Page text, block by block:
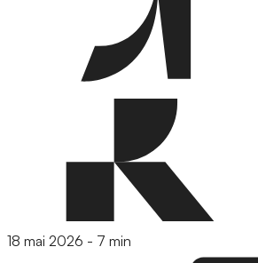
18 mai 2026 - 7 min